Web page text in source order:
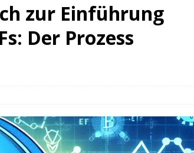
zur Einführung
Der Prozess